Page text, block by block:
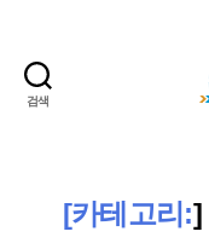
검색
[카테고리:]